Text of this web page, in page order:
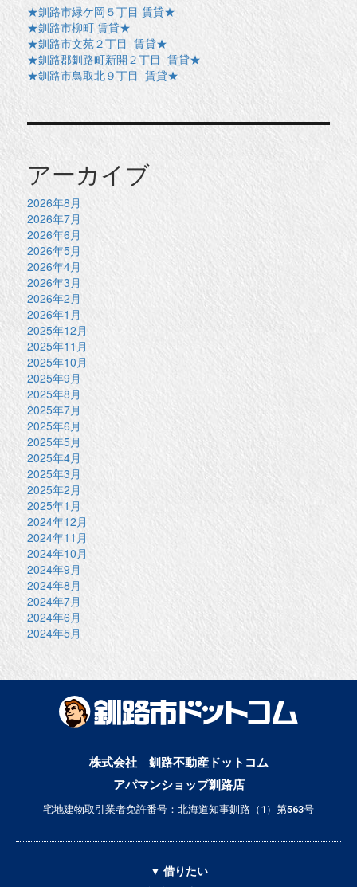
★釧路市緑ケ岡５丁目 賃貸★
★釧路市柳町 賃貸★
★釧路市文苑２丁目 賃貸★
★釧路郡釧路町新開２丁目 賃貸★
★釧路市鳥取北９丁目 賃貸★
アーカイブ
2026年8月
2026年7月
2026年6月
2026年5月
2026年4月
2026年3月
2026年2月
2026年1月
2025年12月
2025年11月
2025年10月
2025年9月
2025年8月
2025年7月
2025年6月
2025年5月
2025年4月
2025年3月
2025年2月
2025年1月
2024年12月
2024年11月
2024年10月
2024年9月
2024年8月
2024年7月
2024年6月
2024年5月
株式会社 釧路不動産ドットコム
アパマンショップ釧路店
宅地建物取引業者免許番号：北海道知事釧路（1）第563号
▼ 借りたい